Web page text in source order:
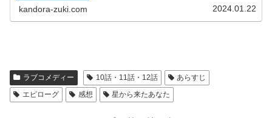
kandora-zuki.com 2024.01.22
ラブコメディー 10話・11話・12話
あらすじ
エピローグ
感想 星から来たあなた